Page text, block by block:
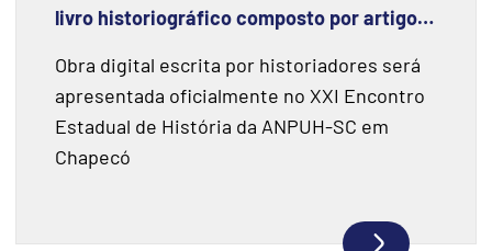
livro historiográfico composto por artigos
meridionais
Obra digital escrita por historiadores será
apresentada oficialmente no XXI Encontro
Estadual de História da ANPUH-SC em
Chapecó